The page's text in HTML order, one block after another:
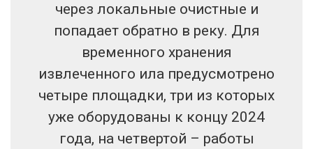
через локальные очистные и
попадает обратно в реку. Для
временного хранения
извлеченного ила предусмотрено
четыре площадки, три из которых
уже оборудованы к концу 2024
года, на четвертой – работы